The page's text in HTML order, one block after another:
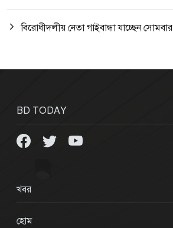
বিরোধীদলীয় নেতা গাইবান্ধা যাচ্ছেন সোমবার
BD TODAY
খবর
হোম